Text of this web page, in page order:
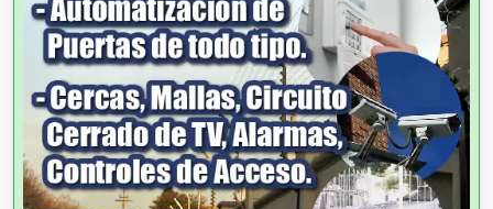
Análisis Clínicos
Análisis de Aguas